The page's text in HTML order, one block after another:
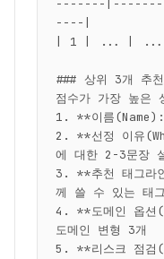
-------
----|
| 1 | ... |
### 상위 3개 추
점수가 가장 높은
1. **이름
2. **선정 이유
에 대한 2-3문장
3. **추천 태그
께 쓸 수 있는 태
4. **도메인 옵
도메인 변형 3개
5. **리스크 점